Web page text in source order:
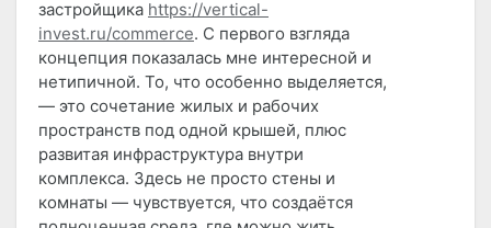
застройщика https://vertical-
invest.ru/commerce. С первого взгляда
концепция показалась мне интересной и
нетипичной. То, что особенно выделяется,
— это сочетание жилых и рабочих
пространств под одной крышей, плюс
развитая инфраструктура внутри
комплекса. Здесь не просто стены и
комнаты — чувствуется, что создаётся